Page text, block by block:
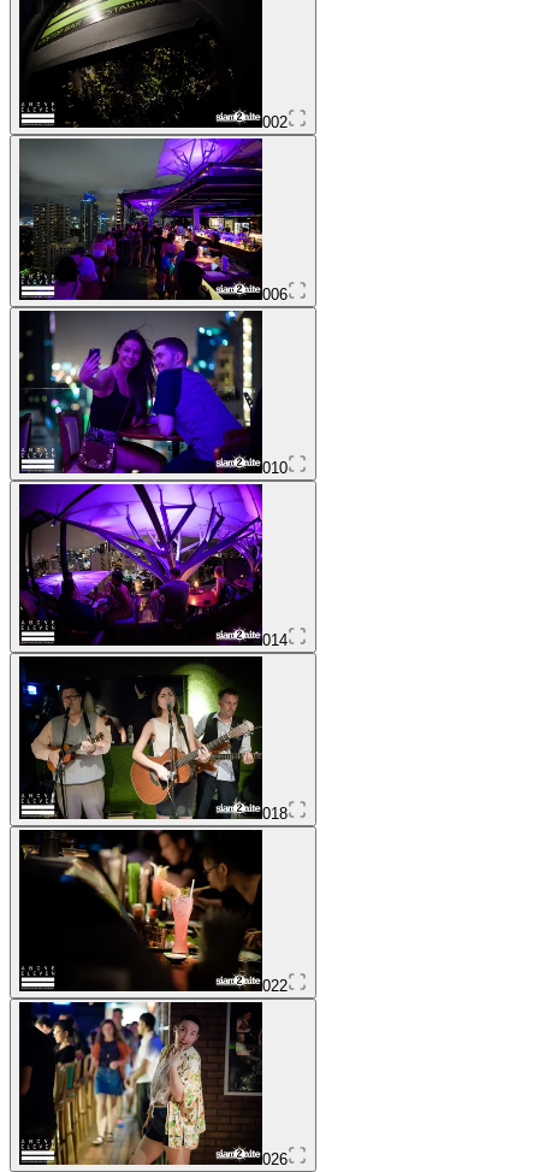
002
006
010
014
018
022
026